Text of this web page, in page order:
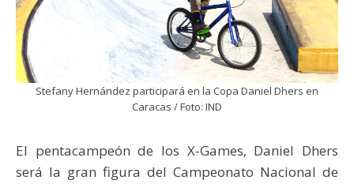
Stefany Hernández participará en la Copa Daniel Dhers en
Caracas / Foto: IND
El pentacampeón de los X-Games, Daniel Dhers
será la gran figura del Campeonato Nacional de